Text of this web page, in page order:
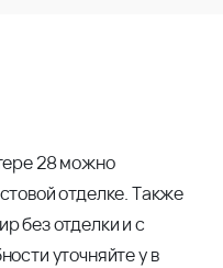
28 можно
отделке. Также
без отделки и с
уточняйте у в